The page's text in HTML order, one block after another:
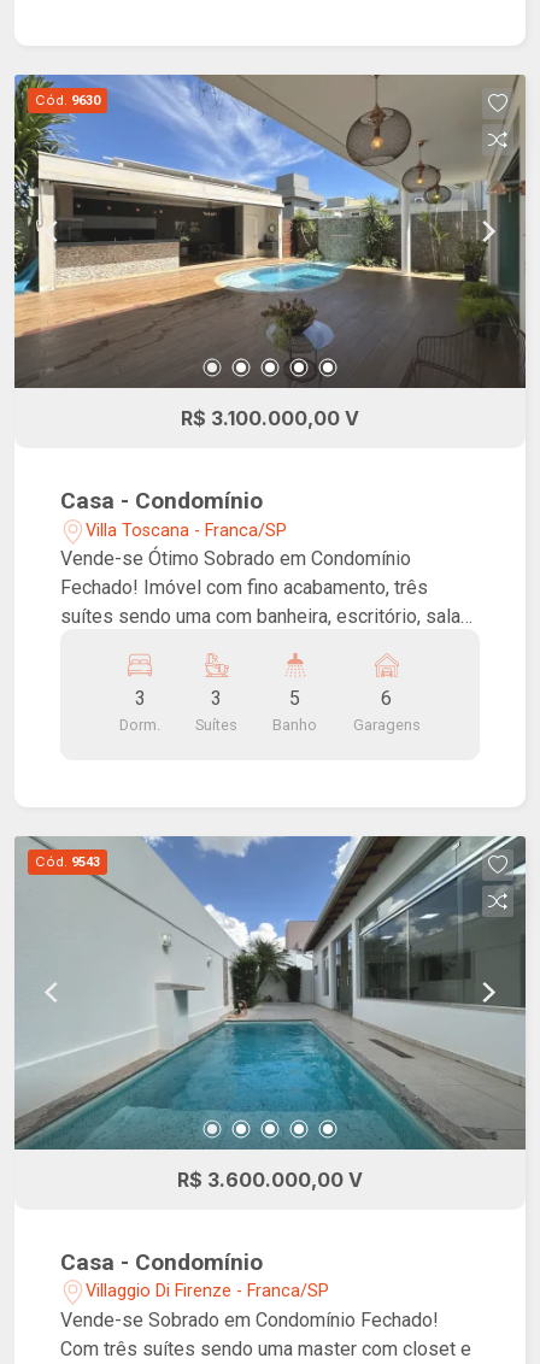
cerca elétrica e portaria 24 horas, além de
diversos itens de lazer, entre eles: campo de
futebol, espaço gourmet, pista de caminhada,
playground, quadra de tênis e salão de festa.
Cód. 9630
R$ 3.100.000,00 V
Casa - Condomínio
Villa Toscana - Franca/SP
Vende-se Ótimo Sobrado em Condomínio
Fechado! Imóvel com fino acabamento, três
suítes sendo uma com banheira, escritório, salas
gourmet e garagem para 6 carros sendo 3 vagas
cobertas.3
Dorm.
3
Suítes
5
Banho
6
Garagens
Cód. 9543
R$ 3.600.000,00 V
Casa - Condomínio
Villaggio Di Firenze - Franca/SP
Vende-se Sobrado em Condomínio Fechado!
Com três suítes sendo uma master com closet e